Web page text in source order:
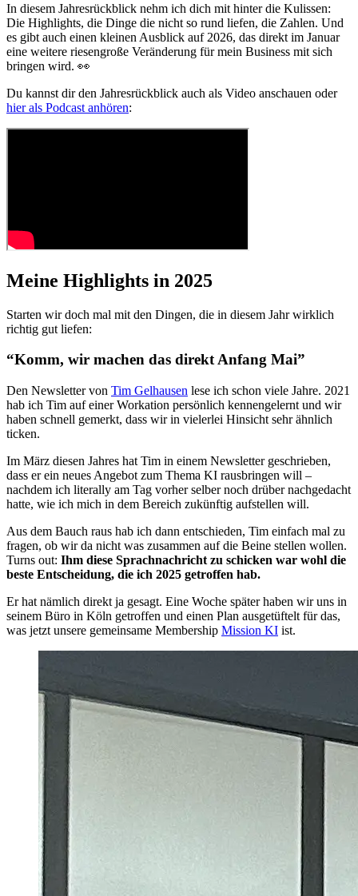
In diesem Jahresrückblick nehm ich dich mit hinter die Kulissen:
Die Highlights, die Dinge die nicht so rund liefen, die Zahlen. Und
es gibt auch einen kleinen Ausblick auf 2026, das direkt im Januar
eine weitere riesengroße Veränderung für mein Business mit sich
bringen wird. 👀
Du kannst dir den Jahresrückblick auch als Video anschauen oder
hier als Podcast anhören:
Meine Highlights in 2025
Starten wir doch mal mit den Dingen, die in diesem Jahr wirklich
richtig gut liefen:
“Komm, wir machen das direkt Anfang Mai”
Den Newsletter von Tim Gelhausen lese ich schon viele Jahre. 2021
hab ich Tim auf einer Workation persönlich kennengelernt und wir
haben schnell gemerkt, dass wir in vielerlei Hinsicht sehr ähnlich
ticken.
Im März diesen Jahres hat Tim in einem Newsletter geschrieben,
dass er ein neues Angebot zum Thema KI rausbringen will –
nachdem ich literally am Tag vorher selber noch drüber nachgedacht
hatte, wie ich mich in dem Bereich zukünftig aufstellen will.
Aus dem Bauch raus hab ich dann entschieden, Tim einfach mal zu
fragen, ob wir da nicht was zusammen auf die Beine stellen wollen.
Turns out: Ihm diese Sprachnachricht zu schicken war wohl die
beste Entscheidung, die ich 2025 getroffen hab.
Er hat nämlich direkt ja gesagt. Eine Woche später haben wir uns in
seinem Büro in Köln getroffen und einen Plan ausgetüftelt für das,
was jetzt unsere gemeinsame Membership Mission KI ist.